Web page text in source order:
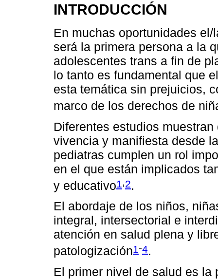
INTRODUCCIÓN
En muchas oportunidades
será la primera persona a la
adolescentes trans a fin de
lo tanto es fundamental que
esta temática sin prejuicios,
marco de los derechos de
Diferentes estudios
vivencia y manifiesta desde
pediatras cumplen un rol
en el que están implicados
y educativo1 ,2.
El abordaje de los niños,
integral, intersectorial e
atención en salud plena y
patologización1-4.
El primer nivel de salud es la